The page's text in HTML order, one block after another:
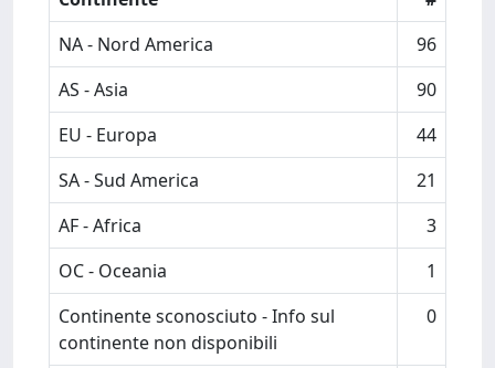
NA - Nord America
96
AS - Asia
90
EU - Europa
44
SA - Sud America
21
AF - Africa
3
OC - Oceania
1
Continente sconosciuto - Info sul
continente non disponibili
0